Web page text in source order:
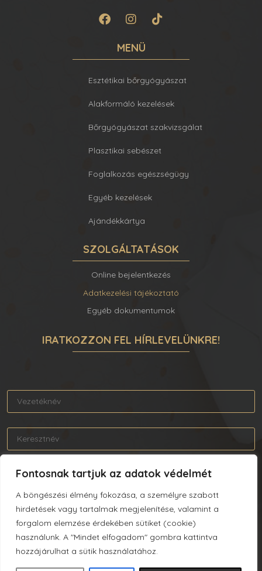
Fontosnak tartjuk az adatok védelmét
A böngészési élmény fokozása, a személyre szabott
hirdetések vagy tartalmak megjelenítése, valamint a
forgalom elemzése érdekében sütiket (cookie)
használunk. A "Mindet elfogadom" gombra kattintva
hozzájárulhat a sütik használatához.
MENÜ
Esztétikai bőrgyógyászat
Alakformáló kezelések
Bőrgyógyászat szakvizsgálat
Plasztikai sebészet
Foglalkozás egészségügy
Egyéb kezelések
Ajándékkártya
SZOLGÁLTATÁSOK
Online bejelentkezés
Adatkezelési tájékoztató
Egyéb dokumentumok
IRATKOZZON FEL HÍRLEVELÜNKRE!
Elolvastam és elfogadom az Adatkezelési tájékoztatót.